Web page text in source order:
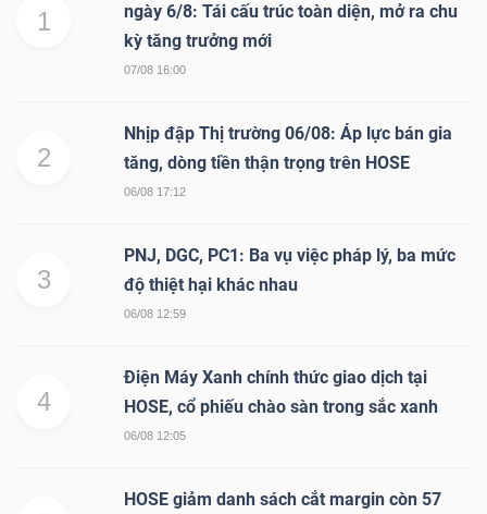
1
ngày 6/8: Tái cấu trúc toàn diện, mở ra chu
kỳ tăng trưởng mới
07/08 16:00
2
Nhịp đập Thị trường 06/08: Áp lực bán gia
tăng, dòng tiền thận trọng trên HOSE
06/08 17:12
3
PNJ, DGC, PC1: Ba vụ việc pháp lý, ba mức
độ thiệt hại khác nhau
06/08 12:59
4
Điện Máy Xanh chính thức giao dịch tại
HOSE, cổ phiếu chào sàn trong sắc xanh
06/08 12:05
HOSE giảm danh sách cắt margin còn 57
DỊCH
ÍCH